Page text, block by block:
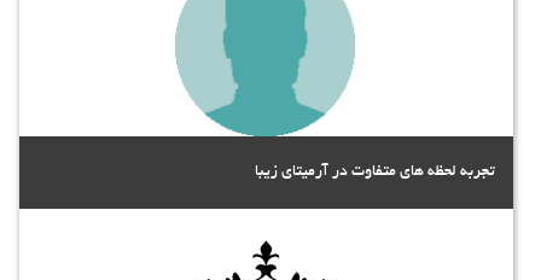
تجربه لحظه های متفاوت در آرمیتای زیبا